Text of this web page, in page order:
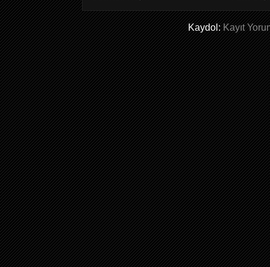
Kaydol:Kayıt